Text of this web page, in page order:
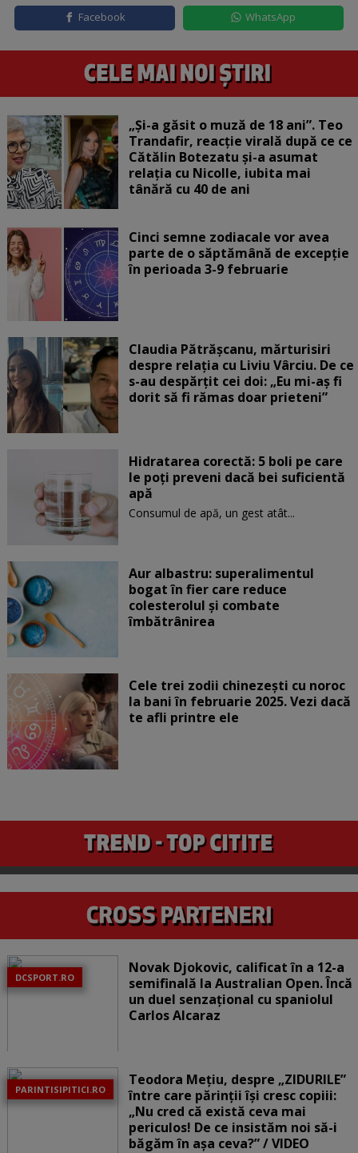
Facebook WhatsApp
„Și-a găsit o muză de 18 ani”. Teo
Trandafir, reacție virală după ce ce
Cătălin Botezatu și-a asumat
relația cu Nicolle, iubita mai
tânără cu 40 de ani
Cinci semne zodiacale vor avea
parte de o săptămână de excepție
în perioada 3-9 februarie
Claudia Pătrășcanu, mărturisiri
despre relația cu Liviu Vârciu. De ce
s-au despărțit cei doi: „Eu mi-aș fi
dorit să fi rămas doar prieteni”
Hidratarea corectă: 5 boli pe care
le poți preveni dacă bei suficientă
apă
Consumul de apă, un gest atât...
Aur albastru: superalimentul
bogat în fier care reduce
colesterolul și combate
îmbătrânirea
Cele trei zodii chinezești cu noroc
la bani în februarie 2025. Vezi dacă
te afli printre ele
DCSPORT.RO
Novak Djokovic, calificat în a 12-a
semifinală la Australian Open. Încă
un duel senzațional cu spaniolul
Carlos Alcaraz
PARINTISIPITICI.RO
Teodora Mețiu, despre „ZIDURILE”
între care părinții își cresc copiii:
„Nu cred că există ceva mai
periculos! De ce insistăm noi să-i
băgăm în așa ceva?” / VIDEO